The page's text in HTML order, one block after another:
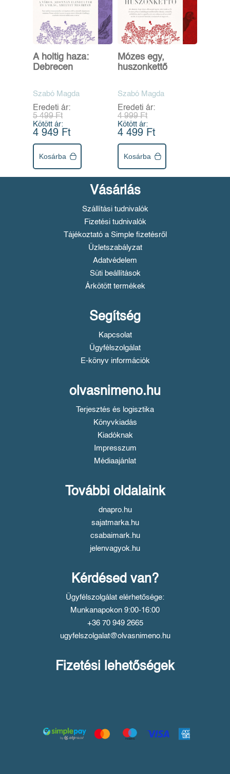
A holtig haza:
Debrecen
Szabó Magda
Eredeti ár:
5 499 Ft
Kötött ár:
4 949 Ft
Kosárba
Mózes egy,
huszonkettő
Szabó Magda
Eredeti ár:
4 999 Ft
Kötött ár:
4 499 Ft
Kosárba
Vásárlás
Szállítási tudnivalók
Fizetési tudnivalók
Tájékoztató a Simple fizetésről
Üzletszabályzat
Adatvédelem
Süti beállítások
Árkötött termékek
Segítség
Kapcsolat
Ügyfélszolgálat
E-könyv információk
olvasnimeno.hu
Terjesztés és logisztika
Könyvkiadás
Kiadóknak
Impresszum
Médiaajánlat
További oldalaink
dnapro.hu
sajatmarka.hu
csabaimark.hu
jelenvagyok.hu
Kérdésed van?
Ügyfélszolgálat elérhetősége:
Munkanapokon 9:00-16:00
+36 70 949 2665
ugyfelszolgalat@olvasnimeno.hu
Fizetési lehetőségek